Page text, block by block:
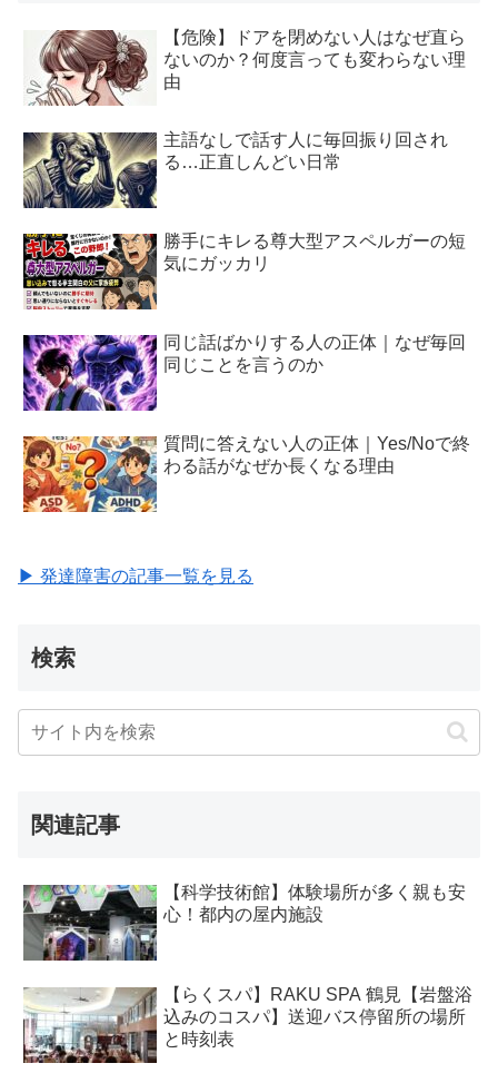
【危険】ドアを閉めない人はなぜ直ら
ないのか？何度言っても変わらない理
由
主語なしで話す人に毎回振り回され
る…正直しんどい日常
勝手にキレる尊大型アスペルガーの短
気にガッカリ
同じ話ばかりする人の正体｜なぜ毎回
同じことを言うのか
質問に答えない人の正体｜Yes/Noで終
わる話がなぜか長くなる理由
▶ 発達障害の記事一覧を見る
検索
関連記事
【科学技術館】体験場所が多く親も安
心！都内の屋内施設
【らくスパ】RAKU SPA 鶴見【岩盤浴
込みのコスパ】送迎バス停留所の場所
と時刻表